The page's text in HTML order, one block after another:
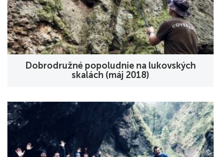
Dobrodružné popoludnie na lukovských
skalách (máj 2018)